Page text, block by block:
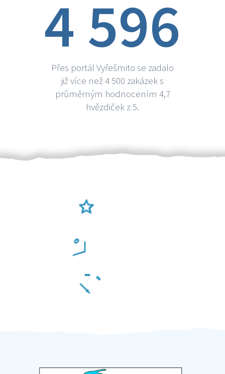
4 596
Přes portál Vyřešmito se zadalo
již více než 4 500 zakázek s
průměrným hodnocením 4,7
hvězdiček z 5.